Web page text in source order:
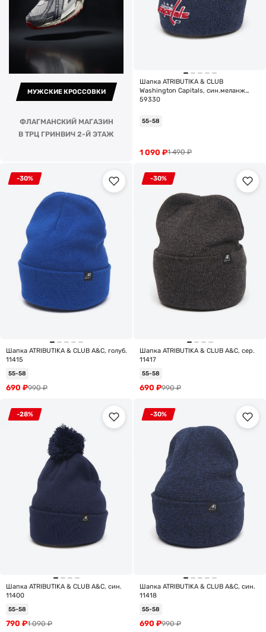
МУЖСКИЕ КРОССОВКИ
ФЛАГМАНСКИЙ МАГАЗИН
В ТРЦ ГРИНВИЧ 2-Й ЭТАЖ
Шапка ATRIBUTIKA & CLUB
Washington Capitals, син.меланж
59330
55-58
1 490₽
1 090 ₽
-30%
Шапка ATRIBUTIKA & CLUB А&C, голуб.
11415
55-58
990₽
690 ₽
-30%
Шапка ATRIBUTIKA & CLUB А&C, сер.
11417
55-58
990₽
690 ₽
-28%
Шапка ATRIBUTIKA & CLUB А&C, син.
11400
55-58
1 090₽
790 ₽
-30%
Шапка ATRIBUTIKA & CLUB А&C, син.
11418
55-58
990₽
690 ₽